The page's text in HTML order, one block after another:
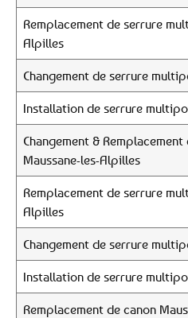
Remplacement de serrure
Alpilles
Changement de serrure
Installation de serrure
Changement &
Maussane-les-Alpilles
Remplacement de serrure
Alpilles
Changement de serrure
Installation de serrure
Remplacement de canon